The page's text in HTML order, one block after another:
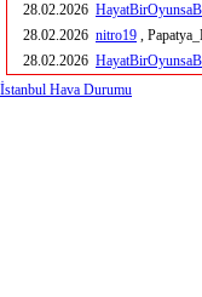
28.02.2026
28.02.2026 nitro19 ,
28.02.2026
İstanbul Hava Durumu